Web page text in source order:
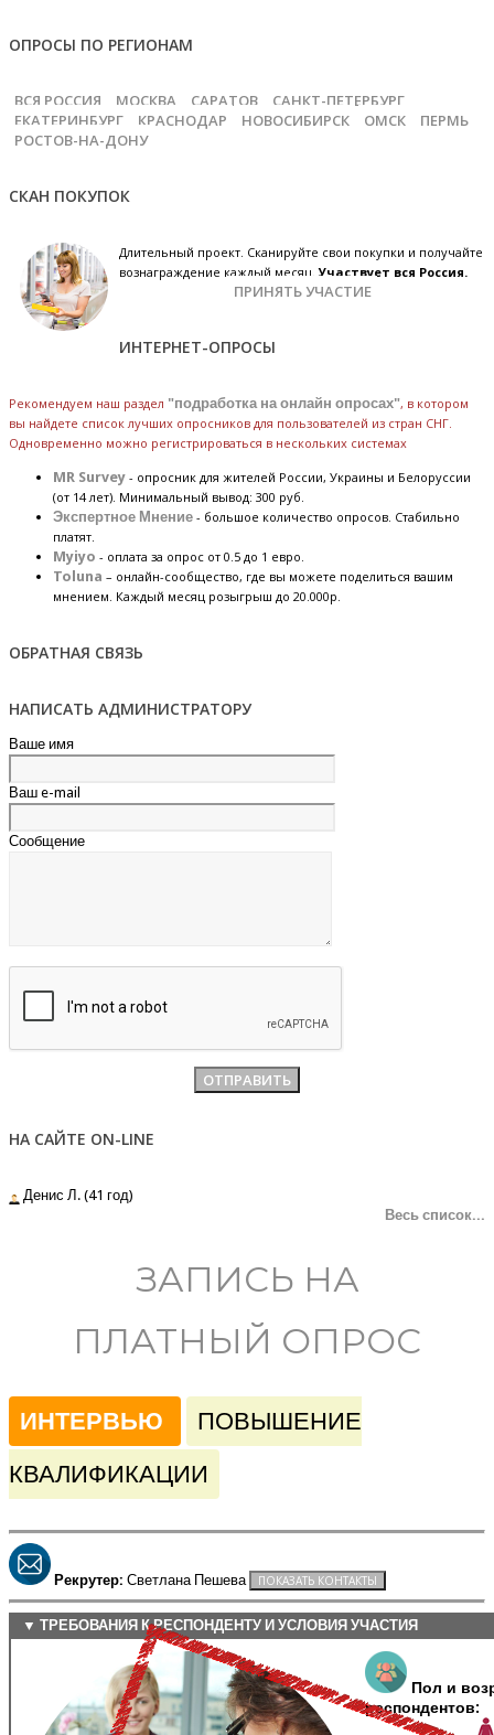
ОПРОСЫ ПО РЕГИОНАМ
ВСЯ РОССИЯ МОСКВА САРАТОВ
САНКТ-ПЕТЕРБУРГ
ЕКАТЕРИНБУРГ
КРАСНОДАР НОВОСИБИРСК ОМСК
ПЕРМЬ
РОСТОВ-НА-ДОНУ
СКАН ПОКУПОК
Длительный проект. Сканируйте свои покупки и получайте
вознаграждение каждый месяц.Участвует вся Россия.
ПРИНЯТЬ УЧАСТИЕ
ИНТЕРНЕТ-ОПРОСЫ
Рекомендуем наш раздел "подработка на онлайн опросах", в котором
вы найдете список лучших опросников для пользователей из стран СНГ.
Одновременно можно регистрироваться в нескольких системах
MR Survey - опросник для жителей России, Украины и Белоруссии
(от 14 лет). Минимальный вывод: 300 руб.
Экспертное Мнение - большое количество опросов. Стабильно
платят.
Myiyo - оплата за опрос от 0.5 до 1 евро.
Toluna – онлайн-сообщество, где вы можете поделиться вашим
мнением. Каждый месяц розыгрыш до 20.000р.
ОБРАТНАЯ СВЯЗЬ
НАПИСАТЬ АДМИНИСТРАТОРУ
Ваше имя
Ваш e-mail
Сообщение
НА САЙТЕ ON-LINE
Денис Л. (41 год)
Весь список...
ЗАПИСЬ НА
ПЛАТНЫЙ ОПРОС
ИНТЕРВЬЮ
ПОВЫШЕНИЕ
КВАЛИФИКАЦИИ
Рекрутер: Светлана Пешева
▼ ТРЕБОВАНИЯ К РЕСПОНДЕНТУ И УСЛОВИЯ УЧАСТИЯ
Пол и
респондентов: